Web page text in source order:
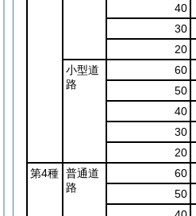
40
30
20
小型道
路
60
50
40
30
20
第4種 普通道
路
60
50